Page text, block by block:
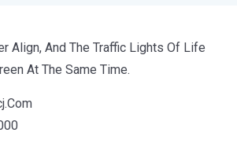
Align, And The Traffic Lights Of Life
At The Same Time.